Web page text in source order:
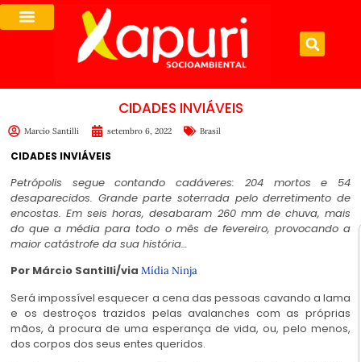
CIDADES INVIÁVEIS
Marcio Santilli setembro 6, 2022 Brasil
CIDADES INVIÁVEIS
Petrópolis segue contando cadáveres: 204 mortos e 54
desaparecidos. Grande parte soterrada pelo derretimento de
encostas. Em seis horas, desabaram 260 mm de chuva, mais
do que a média para todo o mês de fevereiro, provocando a
maior catástrofe da sua história…
Por Márcio Santilli/via Mídia Ninja
Será impossível esquecer a cena das pessoas cavando a lama
e os destroços trazidos pelas avalanches com as próprias
mãos, à procura de uma esperança de vida, ou, pelo menos,
dos corpos dos seus entes queridos.